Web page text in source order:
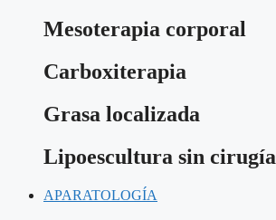
Mesoterapia corporal
Carboxiterapia
Grasa localizada
Lipoescultura sin cirugía
APARATOLOGÍA